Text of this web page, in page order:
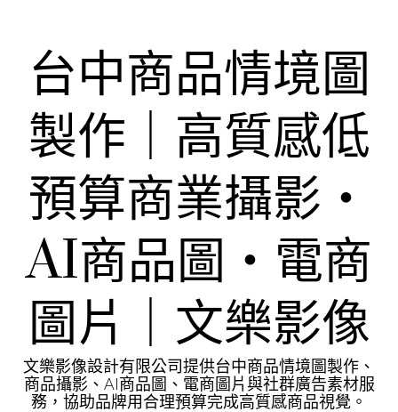
台中商品情境圖
製作｜高質感低
預算商業攝影・
AI商品圖・電商
圖片｜文樂影像
文樂影像設計有限公司提供台中商品情境圖製作、
商品攝影、AI商品圖、電商圖片與社群廣告素材服
務，協助品牌用合理預算完成高質感商品視覺。